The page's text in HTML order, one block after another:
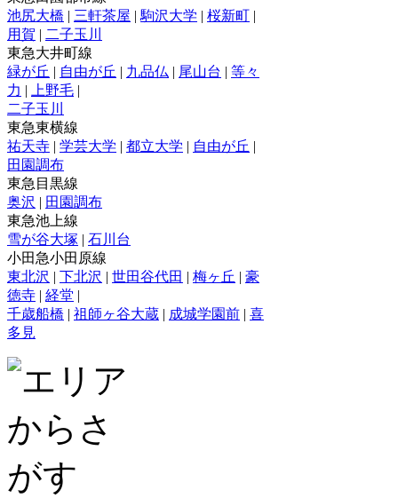
池尻大橋 | 三軒茶屋 | 駒沢大学 | 桜新町 |
用賀 | 二子玉川
東急大井町線
緑が丘 | 自由が丘 | 九品仏 | 尾山台 | 等々
力 | 上野毛 |
二子玉川
東急東横線
祐天寺 | 学芸大学 | 都立大学 | 自由が丘 |
田園調布
東急目黒線
奥沢 | 田園調布
東急池上線
雪が谷大塚 | 石川台
小田急小田原線
東北沢 | 下北沢 | 世田谷代田 | 梅ヶ丘 | 豪
徳寺 | 経堂 |
千歳船橋 | 祖師ヶ谷大蔵 | 成城学園前 | 喜
多見